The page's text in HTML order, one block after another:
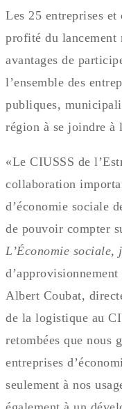
Les 25 entreprises
profité du
avantages de
l’ensemble des
publiques,
région à se joindre à
«Le CIUSSS de
collaboration
d’économie sociale
de pouvoir compter
L’Économie sociale,
Albert Coubat,
de la logistique au
retombées que nous
entreprises
seulement à nos